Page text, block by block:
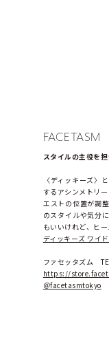
FACETASM
スタイルの主役を
〈ディッキーズ〉
するアシンメトリ
エストの位置が調
のスタイルや気分
もいいけれど、ヒ
ディッキーズ ワイ
ファセッタズム　
https://
＠facetasmtokyo